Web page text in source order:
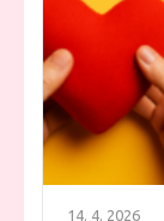
14. 4. 2026